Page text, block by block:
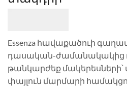
Essenza հավաքածուի
դասական-ժամանակակից
թանկարժեք
փայլուն մարմարի